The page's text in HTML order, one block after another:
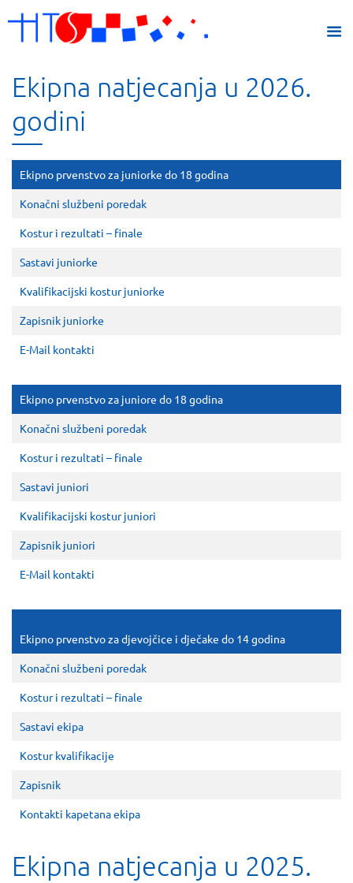
Ekipna natjecanja u 2026.
godini
Ekipno prvenstvo za juniorke do 18 godina
Konačni službeni poredak
Kostur i rezultati – finale
Sastavi juniorke
Kvalifikacijski kostur juniorke
Zapisnik juniorke
E-Mail kontakti
Ekipno prvenstvo za juniore do 18 godina
Konačni službeni poredak
Kostur i rezultati – finale
Sastavi juniori
Kvalifikacijski kostur juniori
Zapisnik juniori
E-Mail kontakti
Ekipno prvenstvo za djevojčice i dječake do 14 godina
Konačni službeni poredak
Kostur i rezultati – finale
Sastavi ekipa
Kostur kvalifikacije
Zapisnik
Kontakti kapetana ekipa
Ekipna natjecanja u 2025.